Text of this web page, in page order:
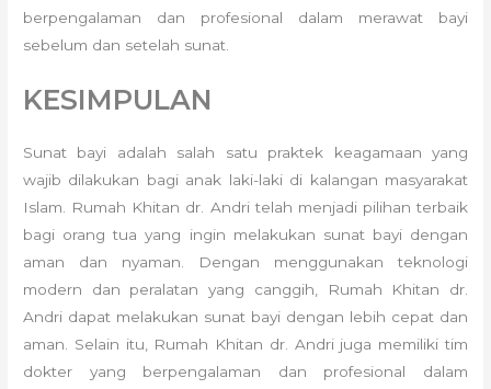
berpengalaman dan profesional dalam merawat bayi
sebelum dan setelah sunat.
KESIMPULAN
Sunat bayi adalah salah satu praktek keagamaan yang
wajib dilakukan bagi anak laki-laki di kalangan masyarakat
Islam. Rumah Khitan dr. Andri telah menjadi pilihan terbaik
bagi orang tua yang ingin melakukan sunat bayi dengan
aman dan nyaman. Dengan menggunakan teknologi
modern dan peralatan yang canggih, Rumah Khitan dr.
Andri dapat melakukan sunat bayi dengan lebih cepat dan
aman. Selain itu, Rumah Khitan dr. Andri juga memiliki tim
dokter yang berpengalaman dan profesional dalam